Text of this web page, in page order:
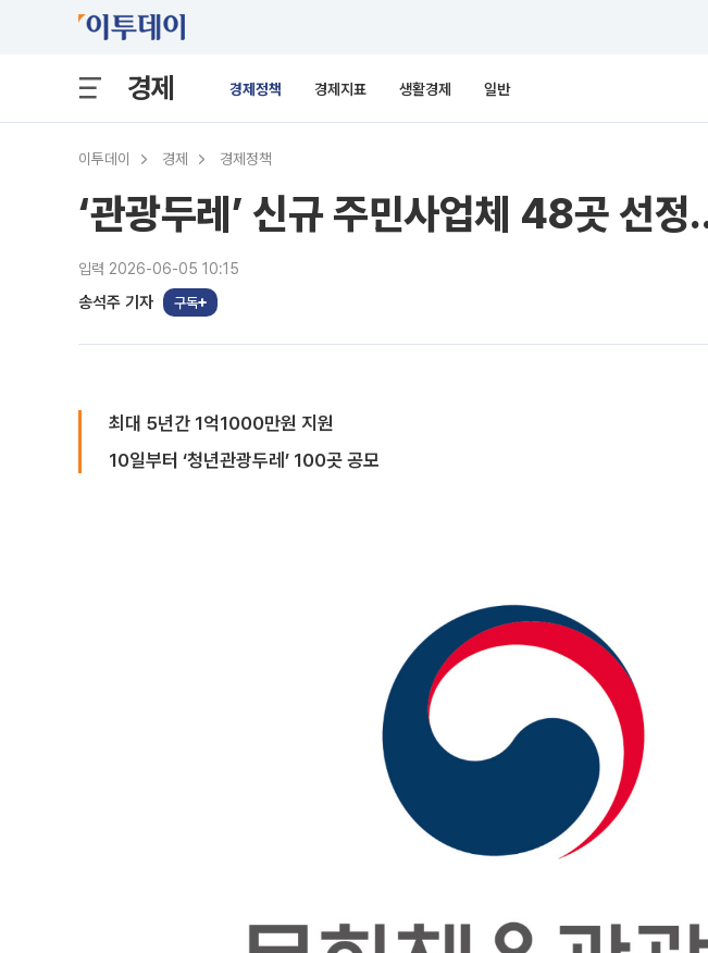
경제 경제정책 경제지표 생활경제 일반
이투데이 경제 경제정책
‘관광두레’ 신규 주민사업체 48곳 선
입력 2026-06-05 10:15
송석주 기자 구독
최대 5년간 1억1000만원 지원
10일부터 ‘청년관광두레’ 100곳 공모